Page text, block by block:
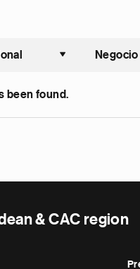
Negocio
been found.
& CAC region